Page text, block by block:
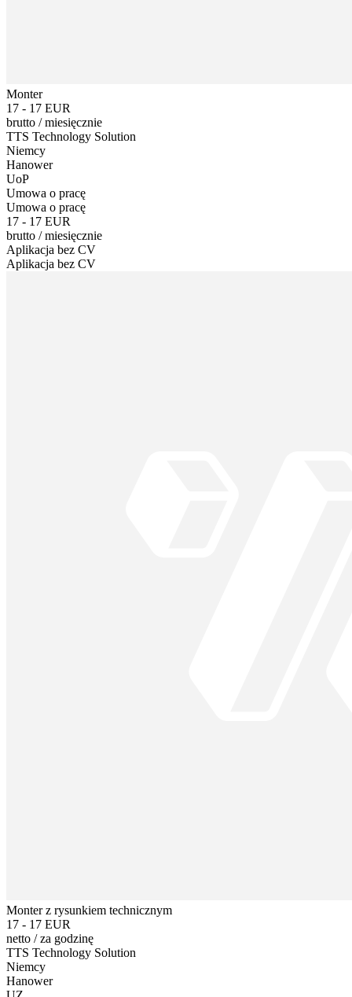
Monter
17 - 17 EUR
brutto /miesięcznie
TTS Technology Solution
Niemcy
Hanower
UoP
Umowa o pracę
Umowa o pracę
17 - 17 EUR
brutto /miesięcznie
Aplikacja bez CV
Aplikacja bez CV
Monter z rysunkiem technicznym
17 - 17 EUR
netto /za godzinę
TTS Technology Solution
Niemcy
Hanower